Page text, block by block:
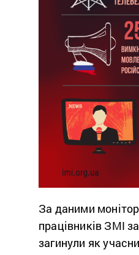
За даними
працівників ЗМІ
загинули як